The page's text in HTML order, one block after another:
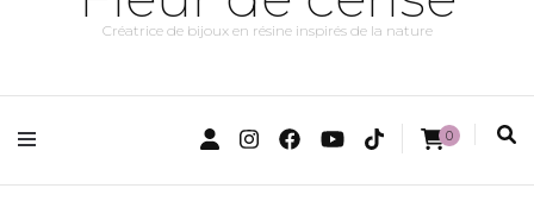
Créatrice de bijoux en résine inspirés de la nature
0